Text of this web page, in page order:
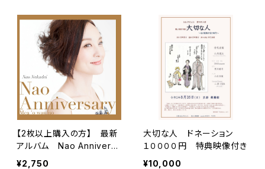
【2枚以上購入の方】 最新
アルバム Nao Anniversa
ry
¥2,750
大切な人 ドネーション
１００００円 特典映像付き
¥10,000